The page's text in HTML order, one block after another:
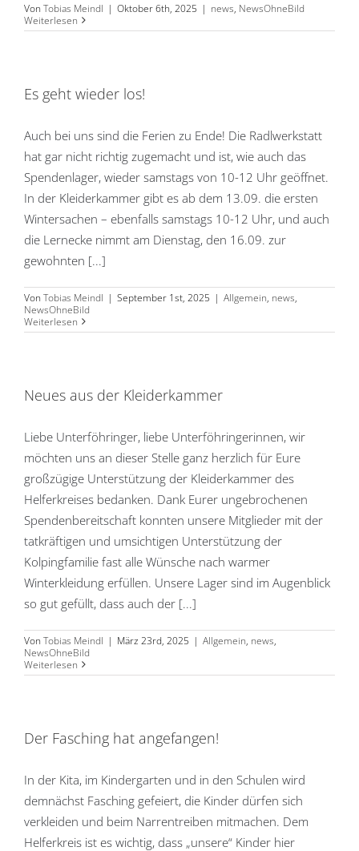
Von Tobias Meindl | Oktober 6th, 2025 | news, NewsOhneBild
Weiterlesen
Es geht wieder los!
Auch bei uns sind die Ferien zu Ende! Die Radlwerkstatt
hat gar nicht richtig zugemacht und ist, wie auch das
Spendenlager, wieder samstags von 10-12 Uhr geöffnet.
In der Kleiderkammer gibt es ab dem 13.09. die ersten
Wintersachen – ebenfalls samstags 10-12 Uhr, und auch
die Lernecke nimmt am Dienstag, den 16.09. zur
gewohnten [...]
Von Tobias Meindl | September 1st, 2025 | Allgemein, news,
NewsOhneBild
Weiterlesen
Neues aus der Kleiderkammer
Liebe Unterföhringer, liebe Unterföhringerinnen, wir
möchten uns an dieser Stelle ganz herzlich für Eure
großzügige Unterstützung der Kleiderkammer des
Helferkreises bedanken. Dank Eurer ungebrochenen
Spendenbereitschaft konnten unsere Mitglieder mit der
tatkräftigen und umsichtigen Unterstützung der
Kolpingfamilie fast alle Wünsche nach warmer
Winterkleidung erfüllen. Unsere Lager sind im Augenblick
so gut gefüllt, dass auch der [...]
Von Tobias Meindl | März 23rd, 2025 | Allgemein, news,
NewsOhneBild
Weiterlesen
Der Fasching hat angefangen!
In der Kita, im Kindergarten und in den Schulen wird
demnächst Fasching gefeiert, die Kinder dürfen sich
verkleiden und beim Narrentreiben mitmachen. Dem
Helferkreis ist es wichtig, dass „unsere“ Kinder hier